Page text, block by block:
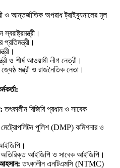
ও আন্তর্জাতিক অপরাধ ট্রাইব্যুনালের মূল
প্রতিমন্ত্রী।
ও শীর্ষ আওয়ামী লীগ নেত্রী।
মন্ত্রী ও রাজনৈতিক নেতা।
তৎকালীন বিজিবি প্রধান ও সাবেক
মেট্রোপলিটন পুলিশ (DMP) কমিশনার ও
অতিরিক্ত আইজিপি ও সাবেক আইজিপি।
তৎকালীন এনটিএমসি (NTMC)